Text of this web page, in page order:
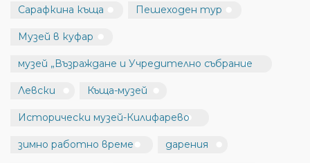
Сарафкина къща Пешеходен тур
Музей в куфар
музей „Възраждане и Учредително събрание
Левски Къща-музей
Исторически музей-Килифарево
зимно работно време дарения